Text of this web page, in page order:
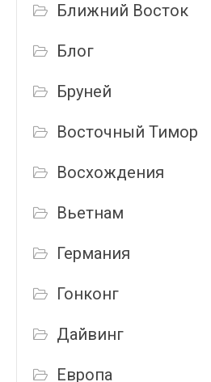
Ближний Восток
Блог
Бруней
Восточный Тимор
Восхождения
Вьетнам
Германия
Гонконг
Дайвинг
Европа